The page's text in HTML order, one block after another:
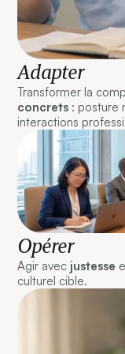
Adapter
Transformer la
concrets : posture
interactions
Opérer
Agir avec justesse
culturel cible.